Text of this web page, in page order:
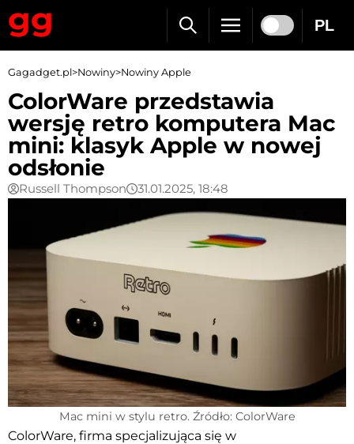
PL
Gagadget.pl>Nowiny>Nowiny Apple
ColorWare przedstawia
wersję retro komputera Mac
mini: klasyk Apple w nowej
odsłonie
Russell Thompson 31.01.2025, 18:48
Mac mini w stylu retro. Źródło: ColorWare
ColorWare, firma specjalizująca się w